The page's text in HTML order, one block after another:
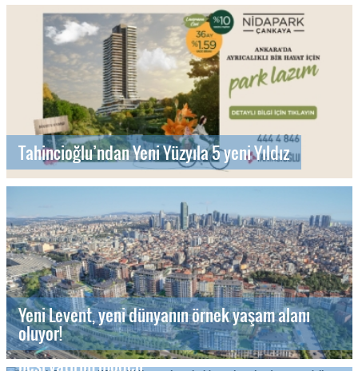
Tahincioğlu’ndan Yeni Yüzyıla 5 yeni Yıldız
Yeni Levent, yeni dünyanın örnek yaşam alanı
oluyor!
Maslak Dream by NEW INN ile gayrimenkulde yeni
nesi yatırım modeli